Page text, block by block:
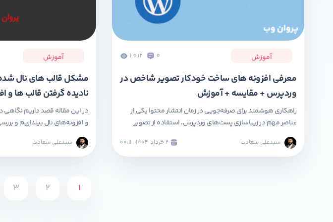
آموزش 0
1,012
معرفی افزونه‌ های ساخت خودکار تصویر شاخص در
وردپرس + مقایسه + آموزش
راهکاری هوشمند برای صرفه‌جویی در زمان انتشار محتوا یکی از
عناصر مهم در زیباسازی پست‌های وردپرس، استفاده از تصویر
شاخص است. این تصویر نه‌تنها در طراحی سایت نقش مهمی دارد،
بلکه در شبکه‌های اجتماعی و پیش‌نمایش موتورهای جستجو نیز
بسیار تأثیرگذار است. با این حال، بسیاری از نویسندگان و مدیران
سیدعلی سعادت
آموزش
نادیده گرفتن قالب ها و
در این مقاله قصد داریم
و افزونه‌های نال بیندازیم و
شده تأکید دارند. همچنین با
وردپرس، به این پرسش مهم
سیدعلی سعادت
1
2
3